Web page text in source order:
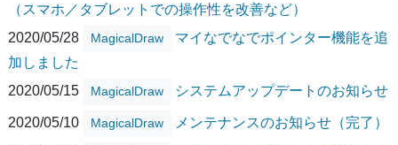
（スマホ／タブレットでの操作性を改善など）
2020/05/28
MagicalDraw
マイなでなでポインター機能を追
加しました
2020/05/15
MagicalDraw システムアップデートのお知らせ
2020/05/10 MagicalDraw メンテナンスのお知らせ（完了）